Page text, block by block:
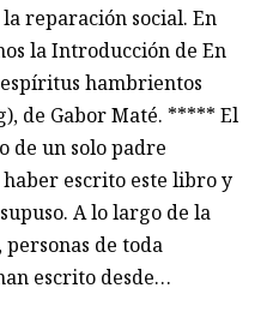
reparación social. En
la Introducción de En
hambrientos
de Gabor Maté. ***** El
de un solo padre
escrito este libro y
A lo largo de la
de toda
escrito desde…